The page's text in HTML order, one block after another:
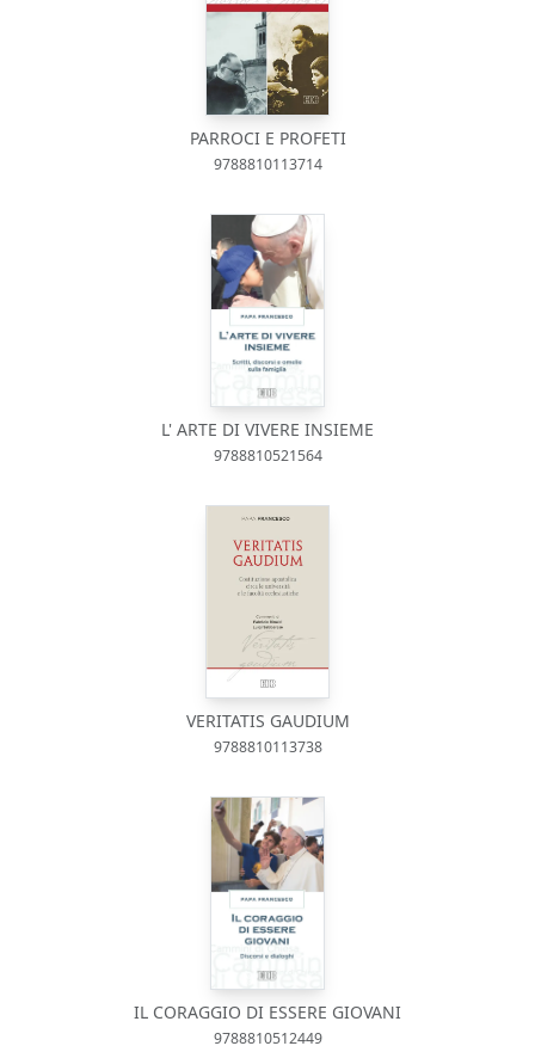
PARROCI E PROFETI
9788810113714
L' ARTE DI VIVERE INSIEME
9788810521564
VERITATIS GAUDIUM
9788810113738
IL CORAGGIO DI ESSERE GIOVANI
9788810512449